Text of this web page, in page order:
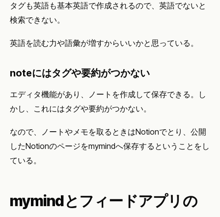
タグも英語も基本英語で作成されるので、英語でないと
検索できない。
英語を読む力や語彙が増すからいいかと思っている。
noteにはタグや要約がつかない
エディタ機能があり、ノートを作成して保存できる。し
かし、これにはタグや要約がつかない。
なので、ノートやメモを取るときはNotionでとり、公開
したNotionのページをmymindへ保存するということをし
ている。
mymindとフィードアプリの